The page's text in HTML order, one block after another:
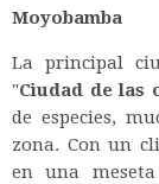
Moyobamba
La principal
"Ciudad de las
de especies,
zona. Con un
en una